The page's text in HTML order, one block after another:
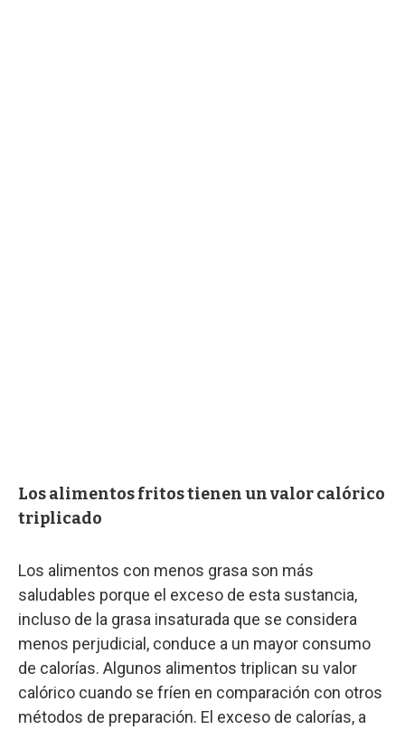
Los alimentos fritos tienen un valor calórico
triplicado
Los alimentos con menos grasa son más
saludables porque el exceso de esta sustancia,
incluso de la grasa insaturada que se considera
menos perjudicial, conduce a un mayor consumo
de calorías. Algunos alimentos triplican su valor
calórico cuando se fríen en comparación con otros
métodos de preparación. El exceso de calorías, a